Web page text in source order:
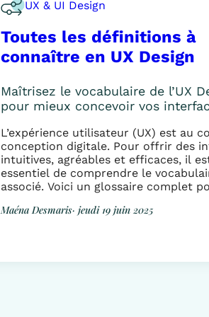
UX & UI Design
Toutes les définitions à
connaître en UX Design
Maîtrisez le vocabulaire de l’UX
pour mieux concevoir vos
L’expérience utilisateur (UX) est au
conception digitale. Pour offrir des
intuitives, agréables et efficaces, il
essentiel de comprendre le
associé. Voici un glossaire complet
A/B Testing Méthode qui consiste à
Maéna Desmaris· jeudi 19 juin 2025